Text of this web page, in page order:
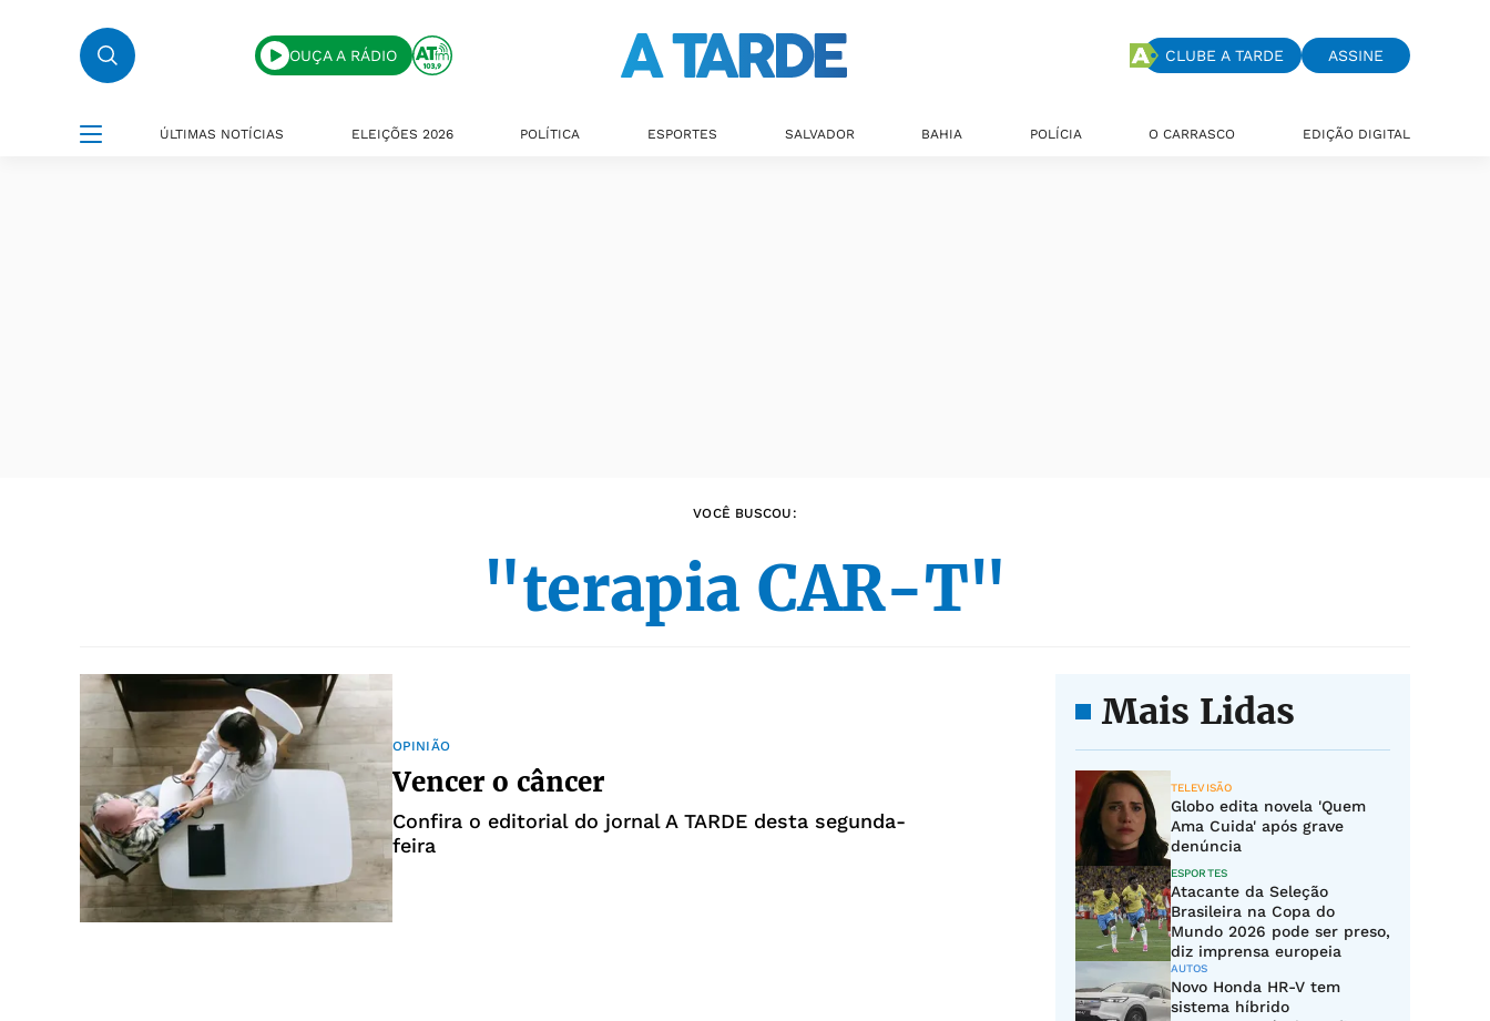
OUÇA A RÁDIO CLUBE A TARDE ASSINE
ÚLTIMAS NOTÍCIAS ELEIÇÕES 2026 POLÍTICA ESPORTES SALVADOR BAHIA POLÍCIA O CARRASCO EDIÇÃO DIGITAL
VOCÊ BUSCOU:
"terapia CAR-T"
OPINIÃO
Vencer o câncer
Confira o editorial do jornal A TARDE desta segunda-
feira
Mais Lidas
TELEVISÃO
Globo edita novela 'Quem
Ama Cuida' após grave
denúncia
ESPORTES
Atacante da Seleção
Brasileira na Copa do
Mundo 2026 pode ser preso,
diz imprensa europeia
AUTOS
Novo Honda HR-V tem
sistema híbrido